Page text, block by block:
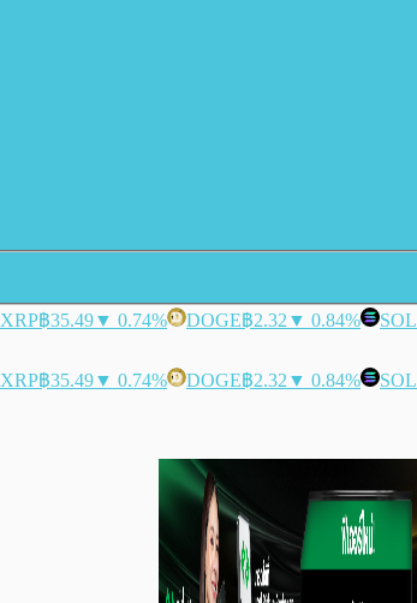
XRP฿35.49▼ 0.74% DOGE฿2.32 ▼ 0.84% SOL
XRP฿35.49▼ 0.74% DOGE฿2.32 ▼ 0.84% SOL